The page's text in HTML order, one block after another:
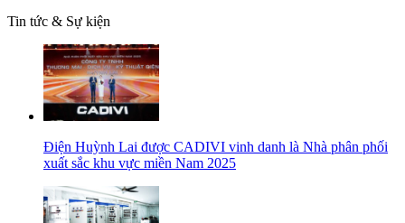
Tin tức & Sự kiện
Điện Huỳnh Lai được CADIVI vinh danh là Nhà phân phối
xuất sắc khu vực miền Nam 2025